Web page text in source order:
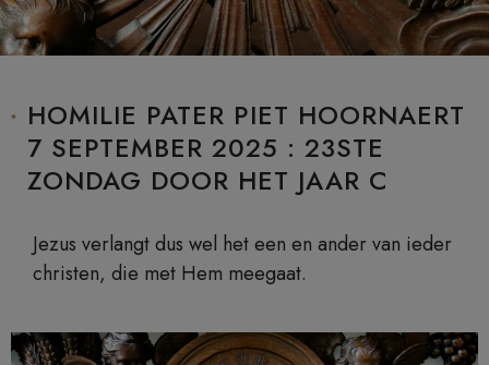
HOMILIE PATER PIET HOORNAERT
7 SEPTEMBER 2025 : 23STE
ZONDAG DOOR HET JAAR C
Jezus verlangt dus wel het een en ander van ieder
christen, die met Hem meegaat.